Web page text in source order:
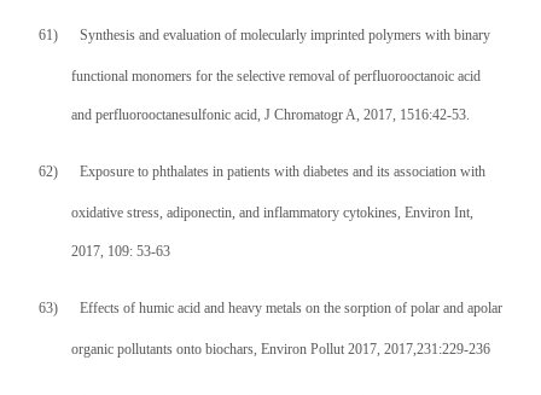
61) Synthesis and evaluation of molecularly imprinted polymers with binary
functional monomers for the selective removal of perfluorooctanoic acid
and perfluorooctanesulfonic acid, J Chromatogr A, 2017, 1516:42-53.
62) Exposure to phthalates in patients with diabetes and its association with
oxidative stress, adiponectin, and inflammatory cytokines, Environ Int,
2017, 109: 53-63
63) Effects of humic acid and heavy metals on the sorption of polar and apolar
organic pollutants onto biochars, Environ Pollut 2017, 2017,231:229-236